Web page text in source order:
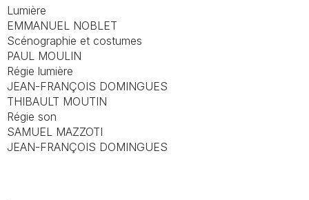
Lumière
EMMANUEL NOBLET
Scénographie et costumes
PAUL MOULIN
Régie lumière
JEAN-FRANÇOIS DOMINGUES
THIBAULT MOUTIN
Régie son
SAMUEL MAZZOTI
JEAN-FRANÇOIS DOMINGUES